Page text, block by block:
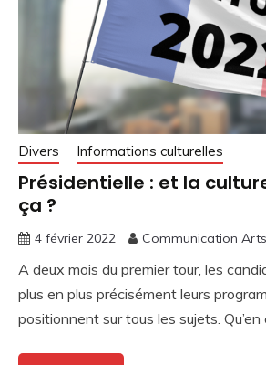
Divers Informations culturelles
Présidentielle : et la
ça ?
4 février 2022 Communication
A deux mois du premier tour, les
plus en plus précisément leurs
positionnent sur tous les sujets. Qu’en